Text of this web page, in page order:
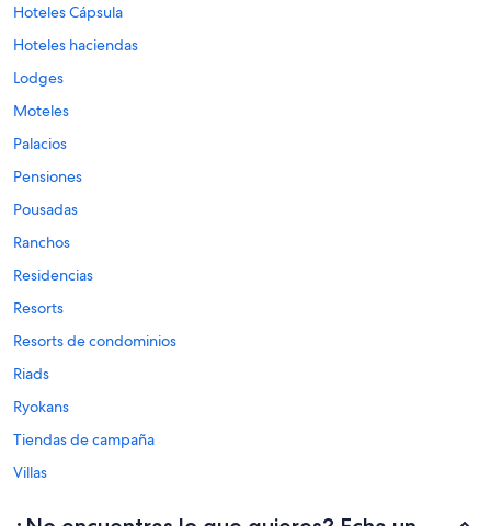
Hoteles Cápsula
Hoteles haciendas
Lodges
Moteles
Palacios
Pensiones
Pousadas
Ranchos
Residencias
Resorts
Resorts de condominios
Riads
Ryokans
Tiendas de campaña
Villas